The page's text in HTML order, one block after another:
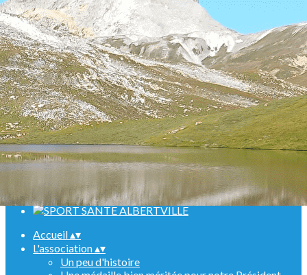
Menu
<
>
Randonnées
Marche Nordique
Raquettes
Croisière sur le Rhin
Activités en salle
Assemblées générales
Ajoutez un logo, un bouton, des réseaux sociaux
Cliquez pour éditer
Accueil▴▾
L'association▴▾
Un peu d'histoire